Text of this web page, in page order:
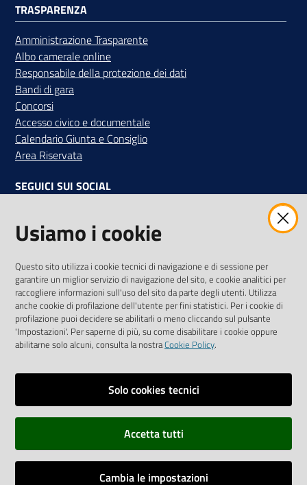
TRASPARENZA
Amministrazione Trasparente
Albo camerale online
Responsabile della protezione dei dati
Bandi di gara
Concorsi
Accesso civico e documentale
Calendario Giunta e Consiglio
Area Riservata
SEGUICI SUI SOCIAL
Ricevi tutti gli aggiornamenti su eventi, nuove opportunità e
adempimenti normativi
Privacy policy
Usiamo i cookie
Questo sito utilizza i cookie tecnici di navigazione e di sessione per
garantire un miglior servizio di navigazione del sito, e cookie analitici per
raccogliere informazioni sull'uso del sito da parte degli utenti. Utilizza
anche cookie di profilazione dell'utente per fini statistici. Per i cookie di
profilazione puoi decidere se abilitarli o meno cliccando sul pulsante
'Impostazioni'. Per saperne di più, su come disabilitare i cookie oppure
abilitarne solo alcuni, consulta la nostraCookie Policy.
Solo cookies tecnici
Accetta tutti
Cambia le impostazioni